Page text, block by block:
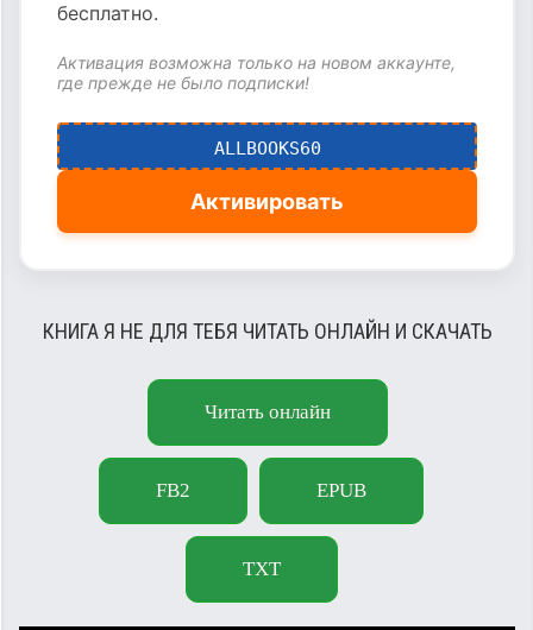
бесплатно.
Активация возможна только на новом аккаунте,
где прежде не было подписки!
ALLBOOKS60
Активировать
КНИГА Я НЕ ДЛЯ ТЕБЯ ЧИТАТЬ ОНЛАЙН И СКАЧАТЬ
Читать онлайн
FB2 EPUB
TXT